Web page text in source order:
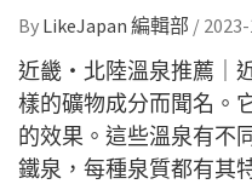
By LikeJapan 編輯部 /
近畿・北陸溫泉推薦｜
樣的礦物成分而聞名。
的效果。這些溫泉有不
鐵泉，每種泉質都有其